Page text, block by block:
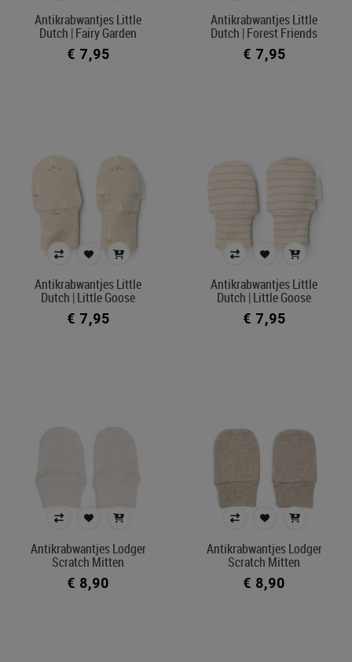
Antikrabwantjes Little
Dutch | Fairy Garden
€ 7,95
Antikrabwantjes Little
Dutch | Forest Friends
€ 7,95
Antikrabwantjes Little
Dutch | Little Goose
€ 7,95
Antikrabwantjes Little
Dutch | Little Goose
€ 7,95
Antikrabwantjes Lodger
Scratch Mitten
€ 8,90
Antikrabwantjes Lodger
Scratch Mitten
€ 8,90